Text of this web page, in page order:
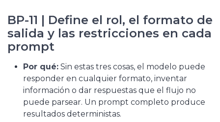
BP-11 | Define el rol, el formato de
salida y las restricciones en cada
prompt
Por qué: Sin estas tres cosas, el modelo puede
responder en cualquier formato, inventar
información o dar respuestas que el flujo no
puede parsear. Un prompt completo produce
resultados deterministas.